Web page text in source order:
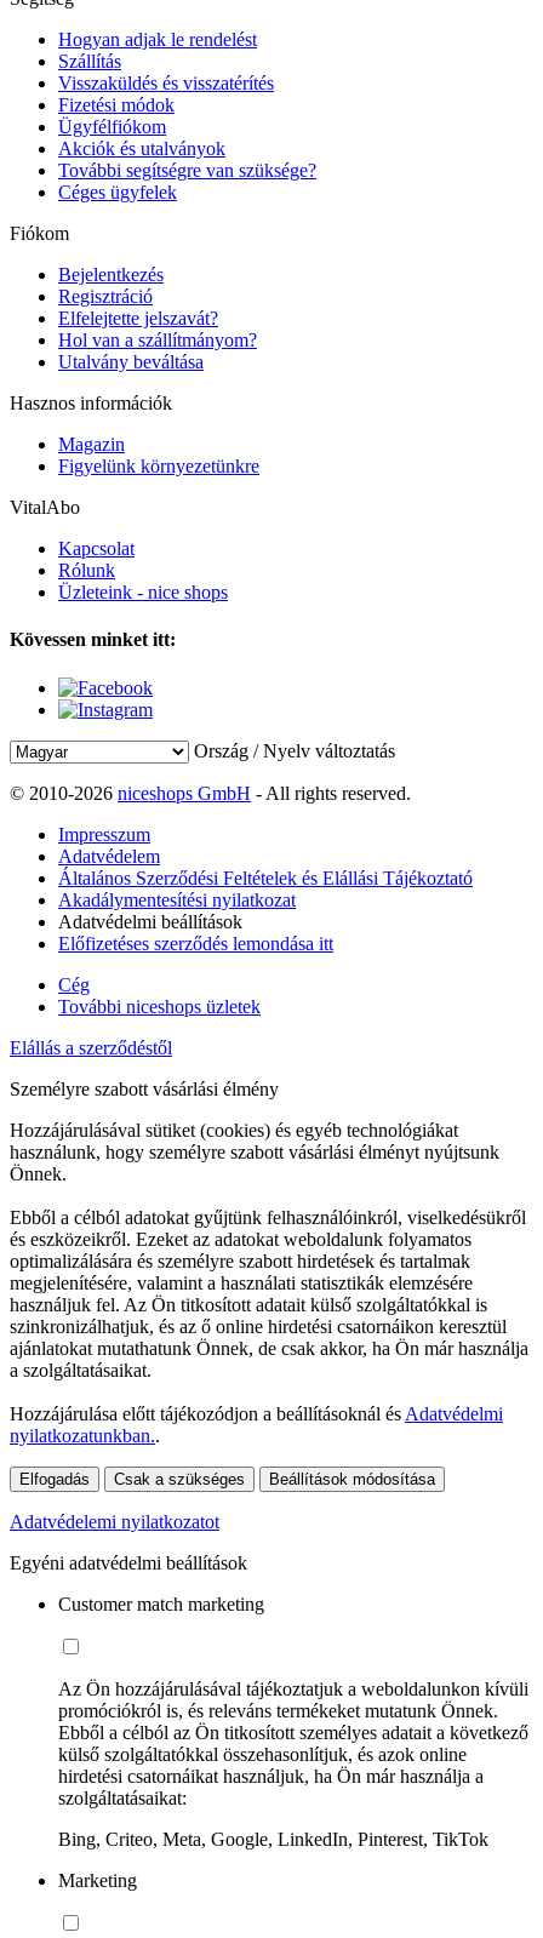
Hogyan adjak le rendelést
Szállítás
Visszaküldés és visszatérítés
Fizetési módok
Ügyfélfiókom
Akciók és utalványok
További segítségre van szüksége?
Céges ügyfelek
Fiókom
Bejelentkezés
Regisztráció
Elfelejtette jelszavát?
Hol van a szállítmányom?
Utalvány beváltása
Hasznos információk
Magazin
Figyelünk környezetünkre
VitalAbo
Kapcsolat
Rólunk
Üzleteink - nice shops
Kövessen minket itt:
Ország / Nyelv változtatás
© 2010-2026 niceshops GmbH - All rights reserved.
Impresszum
Adatvédelem
Általános Szerződési Feltételek és Elállási Tájékoztató
Akadálymentesítési nyilatkozat
Adatvédelmi beállítások
Előfizetéses szerződés lemondása itt
Cég
További niceshops üzletek
Elállás a szerződéstől
Személyre szabott vásárlási élmény
Hozzájárulásával sütiket (cookies) és egyéb technológiákat
használunk, hogy személyre szabott vásárlási élményt nyújtsunk
Önnek.
Ebből a célból adatokat gyűjtünk felhasználóinkról, viselkedésükről
és eszközeikről. Ezeket az adatokat weboldalunk folyamatos
optimalizálására és személyre szabott hirdetések és tartalmak
megjelenítésére, valamint a használati statisztikák elemzésére
használjuk fel. Az Ön titkosított adatait külső szolgáltatókkal is
szinkronizálhatjuk, és az ő online hirdetési csatornáikon keresztül
ajánlatokat mutathatunk Önnek, de csak akkor, ha Ön már használja
a szolgáltatásaikat.
Hozzájárulása előtt tájékozódjon a beállításoknál és Adatvédelmi
nyilatkozatunkban..
Elfogadás Csak a szükséges Beállítások módosítása
Adatvédelemi nyilatkozatot
Egyéni adatvédelmi beállítások
Customer match marketing
Az Ön hozzájárulásával tájékoztatjuk a weboldalunkon kívüli
promóciókról is, és releváns termékeket mutatunk Önnek.
Ebből a célból az Ön titkosított személyes adatait a következő
külső szolgáltatókkal összehasonlítjuk, és azok online
hirdetési csatornáikat használjuk, ha Ön már használja a
szolgáltatásaikat:
Bing, Criteo, Meta, Google, LinkedIn, Pinterest, TikTok
Marketing